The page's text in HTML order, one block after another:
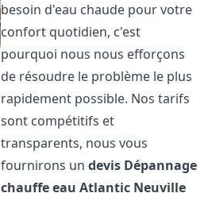
besoin d'eau chaude pour votre
confort quotidien, c'est
pourquoi nous nous efforçons
de résoudre le problème le plus
rapidement possible. Nos tarifs
sont compétitifs et
transparents, nous vous
fournirons undevis Dépannage
chauffe eau Atlantic Neuville